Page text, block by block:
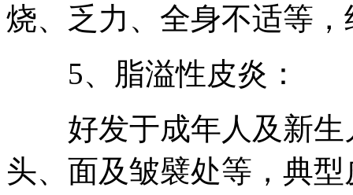
烧、乏力、全身不适等
5、脂溢性皮炎：
好发于成年人及新生
头、面及皱襞处等，典